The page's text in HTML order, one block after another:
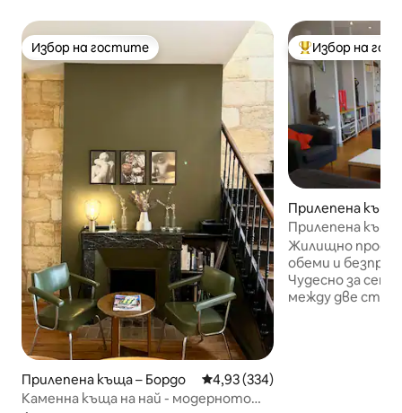
Избор на гостите
Избор на гостите
Прилепена къща – Бордо Средна оценка: 4,93 от 5,
4,93 (334)
Каменна къща на най - модерното
Най-популярен
Избор на
Прилепена къща
Прилепена
просторно
Жилищно
обеми и
Чудесно за
между две